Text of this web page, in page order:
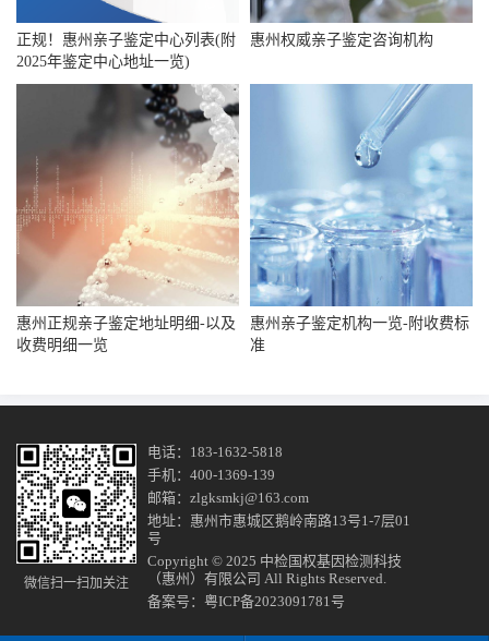
正规！惠州亲子鉴定中心列表(附
2025年鉴定中心地址一览)
惠州权威亲子鉴定咨询机构
惠州正规亲子鉴定地址明细-以及
收费明细一览
惠州亲子鉴定机构一览-附收费标
准
微信扫一扫加关注
电话：183-1632-5818
手机：400-1369-139
邮箱：zlgksmkj@163.com
地址：惠州市惠城区鹅岭南路13号1-7层01
号
Copyright © 2025 中检国权基因检测科技
（惠州）有限公司 All Rights Reserved.
备案号： 粤ICP备2023091781号